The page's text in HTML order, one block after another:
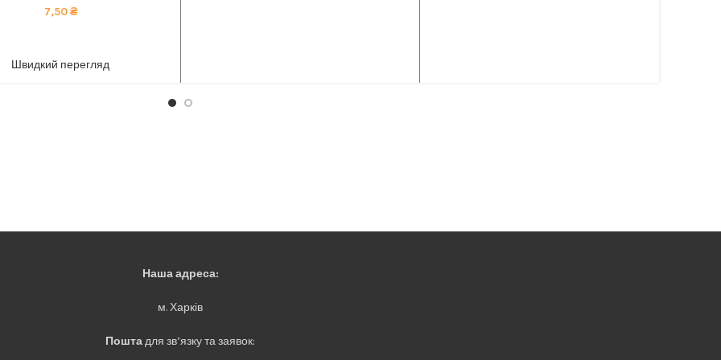
тел 050-921-45-45
7,50₴
Швидкий перегляд
Наша адреса:
м. Харків
Поштадля зв’язку та заявок: